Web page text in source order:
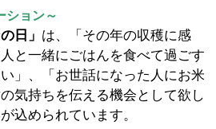
ション～
日」 は、「その年の収穫に感
と一緒にごはんを食べて過ごす
」、「お世話になった人にお米
気持ちを伝える機会として欲し
込められています。